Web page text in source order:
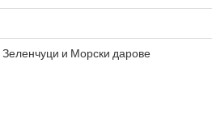
Зеленчуци и Морски дарове